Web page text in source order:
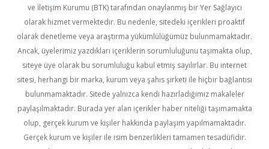
ve İletişim Kurumu (BTK) tarafından onaylanmış bir Yer Sağlayıcı
olarak hizmet vermektedir. Bu nedenle, sitedeki içerikleri proaktif
olarak denetleme veya araştırma yükümlülüğümüz bulunmamaktadır.
Ancak, üyelerimiz yazdıkları içeriklerin sorumluluğunu taşımakta olup,
siteye üye olarak bu sorumluluğu kabul etmiş sayılırlar. Bu internet
sitesi, herhangi bir marka, kurum veya şahıs şirketi ile hiçbir bağlantısı
bulunmamaktadır. Sitede yalnızca kendi hazırladığımız makaleler
paylaşılmaktadır. Burada yer alan içerikler haber niteliği taşımamakta
olup, gerçek kurum ve kişiler hakkında paylaşım yapılmamaktadır.
Gerçek kurum ve kişiler ile isim benzerlikleri tamamen tesadüfidir.